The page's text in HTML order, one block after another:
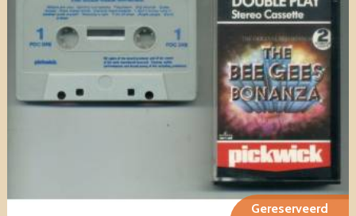
Gereserveerd